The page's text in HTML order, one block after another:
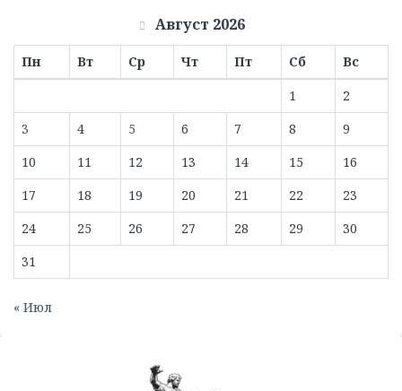
Август 2026
Пн Вт Ср Чт Пт Сб
Вс
1
2
3
4 5 6 7 8
9
10
11 12 13 14 15
16
17
18 19 20 21 22
23
24
25 26 27 28 29
30
31
« Июл